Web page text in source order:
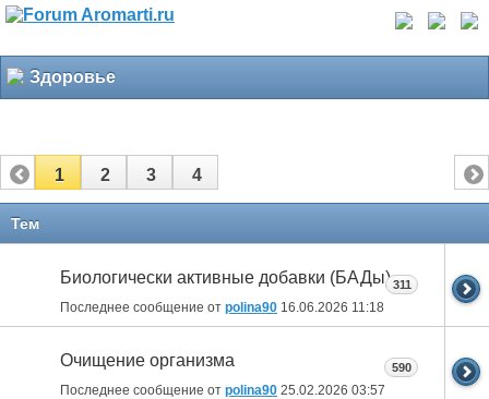
Здоровье
1 2 3 4
Тем
Биологически активные добавки (БАДы)
Последнее сообщение от polina90 16.06.2026 11:18
311
Очищение организма
Последнее сообщение от polina90 25.02.2026 03:57
590